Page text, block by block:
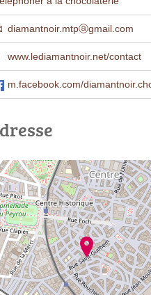
diamantnoir.mtpⓐgmail.com
www.lediamantnoir.net/contact
m.facebook.com/